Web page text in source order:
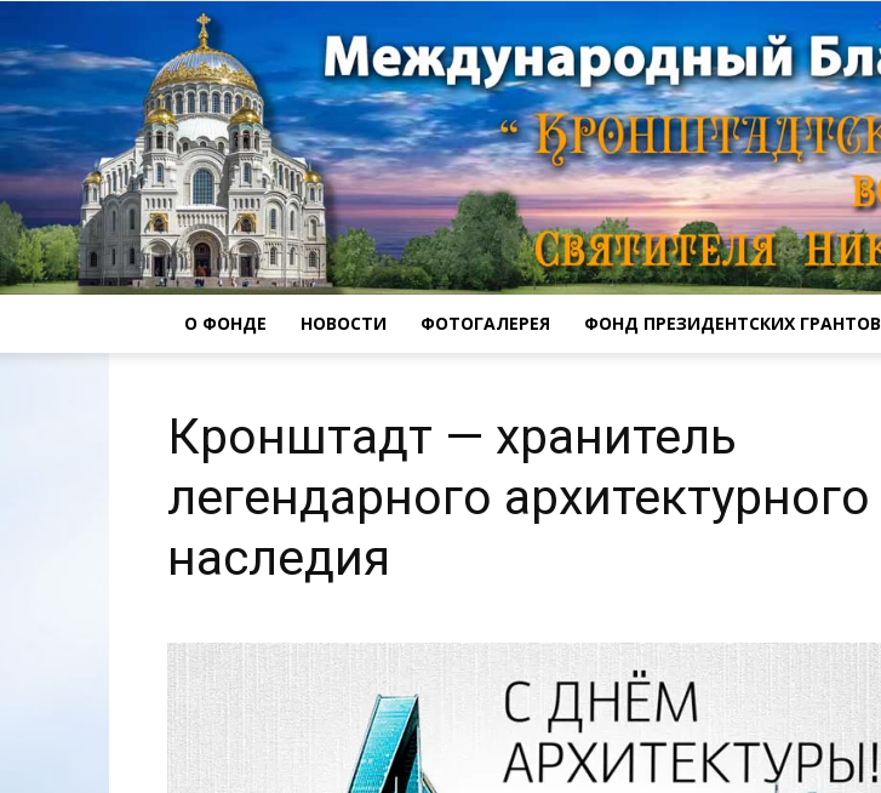
собор
О ФОНДЕ НОВОСТИ ФОТОГАЛЕРЕЯ ФОНД ПРЕЗИДЕНТСКИХ ГРАНТОВ
Кронштадт — хранитель
легендарного архитектурного
наследия